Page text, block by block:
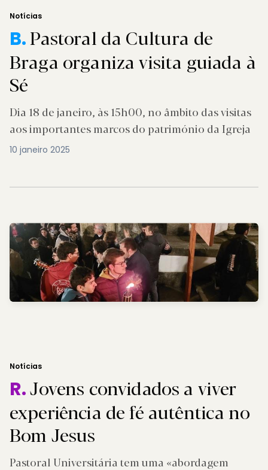
Notícias
B.Pastoral da Cultura de
Braga organiza visita guiada à
Sé
Dia 18 de janeiro, às 15h00, no âmbito das visitas
aos importantes marcos do património da Igreja
10 janeiro 2025
Notícias
R.Jovens convidados a viver
experiência de fé autêntica no
Bom Jesus
Pastoral Universitária tem uma «abordagem